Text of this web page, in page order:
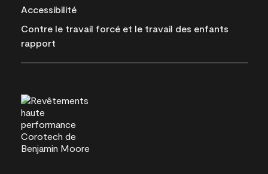
Accessibilité
Contre le travail forcé et le travail des enfants
rapport